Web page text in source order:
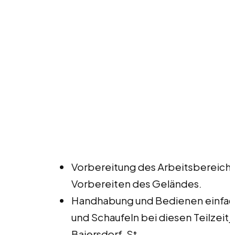
Vorbereitung des
Vorbereiten des Geländes.
Handhabung und Bedienen
und Schaufeln bei diesen